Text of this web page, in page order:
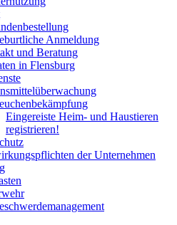
Anmeldung
und Beratung
in Flensburg
Eingereiste Heim- und Haustieren
registrieren!
der Unternehmen